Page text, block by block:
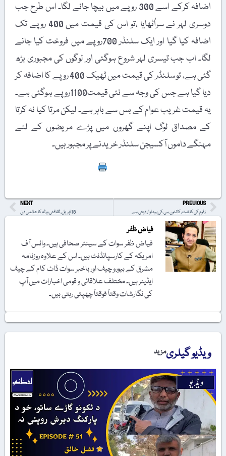
اضافہ کرکے اسے 300 روپے میں بیچا جانے لگا۔ اس طرح جب
دوسری لہر نے سراُٹھایا ،تو اس کی قیمت میں 400 روپے تک
اضافہ کیا گیا اور ایک سلنڈر 700روپے میں فروخت کیا جانے
لگا۔ اب جب تیسری لہر شروع ہوگئی اور لوگوں کی مجبوری بڑھ
گئی ہے، تو سلنڈر کی قیمت میں ٹھیک 400 روپے کا اضافہ کر
دیا گیا ہے جس کی وجہ سے نئی قیمت1100روپے ہوگئی ہے۔
یہ قیمت غریب عوام کے بس سے باہر ہے۔ لیکن مرتا کیا نہ کرتا
کے مصداق لوگ اپنے گھروں میں پڑے مریضوں کے لئے
مہنگے داموں آکسیجن سلنڈر خریدنے پر مجبور ہیں۔
PREVIOUS
زقوم کی کاشت، کانٹوں ہی کی پیداوار دیتی ہے
NEXT
18 اپریل، ثقافتی ورثہ کا عالمی دن
فیاض ظفر
فیاض ظفر سوات کے سینئر صحافی ہیں۔ وائس آف
امریکہ کے کارسپانڈنٹ ہیں۔ اس کے علاوہ روزنامہ
مشرق کے بیورو چیف اور باخبر سوات ڈاٹ کام کے چیف
ایڈیٹر ہیں۔ مختلف علاقائی و قومی اخبارات میں آپ
کی نگارشات وقتاً فوقتاً چھپتی رہتی ہیں۔
ویڈیو گیلریمزید